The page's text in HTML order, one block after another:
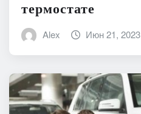
термостате
Alex Июн 21, 2023